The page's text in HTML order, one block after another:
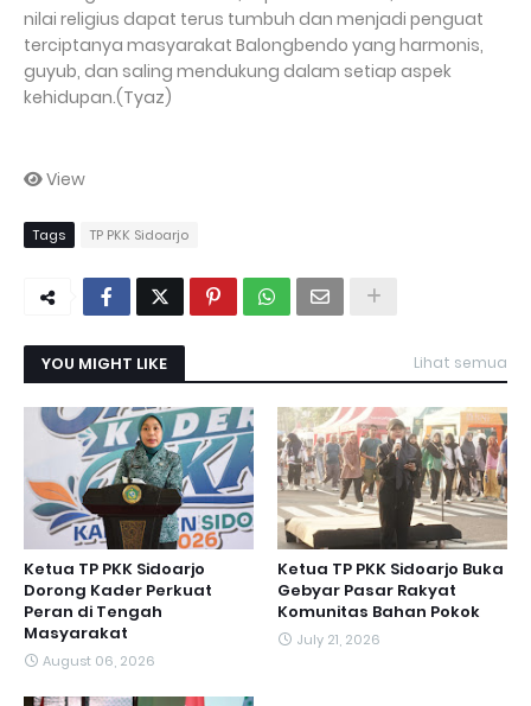
nilai religius dapat terus tumbuh dan menjadi penguat
terciptanya masyarakat Balongbendo yang harmonis,
guyub, dan saling mendukung dalam setiap aspek
kehidupan.(Tyaz)
View
Tags TP PKK Sidoarjo
YOU MIGHT LIKE Lihat semua
Ketua TP PKK Sidoarjo
Dorong Kader Perkuat
Peran di Tengah
Masyarakat
August 06, 2026
Ketua TP PKK Sidoarjo Buka
Gebyar Pasar Rakyat
Komunitas Bahan Pokok
July 21, 2026